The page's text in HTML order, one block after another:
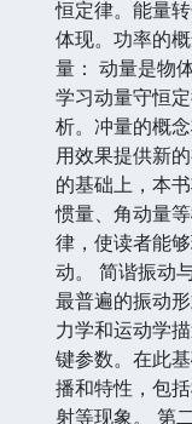
恒定律。能量
体现。功率的
量： 动量是物
学习动量守恒
析。冲量的概
用效果提供新
的基础上，本
惯量、角动量
律，使读者能
动。 简谐振动
最普遍的振动
力学和运动学
键参数。在此
播和特性，包
射等现象。 第